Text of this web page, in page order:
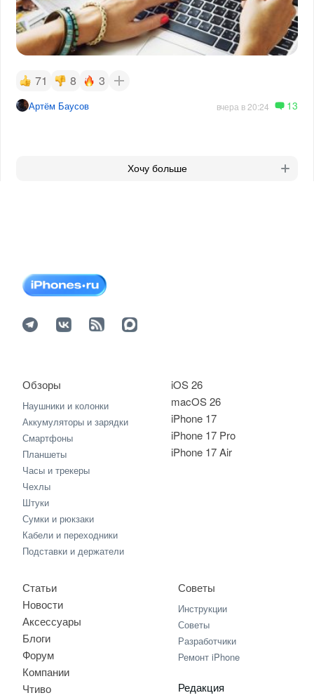
71 8 3
Артём Баусов вчера в 20:24 13
Хочу больше
iOS 26
macOS 26
iPhone 17
iPhone 17 Pro
iPhone 17 Air
Обзоры
Наушники и колонки
Аккумуляторы и зарядки
Смартфоны
Планшеты
Часы и трекеры
Чехлы
Штуки
Сумки и рюкзаки
Кабели и переходники
Подставки и держатели
Статьи
Новости
Аксессуары
Блоги
Форум
Компании
Чтиво
Советы
Инструкции
Советы
Разработчики
Ремонт iPhone
Редакция